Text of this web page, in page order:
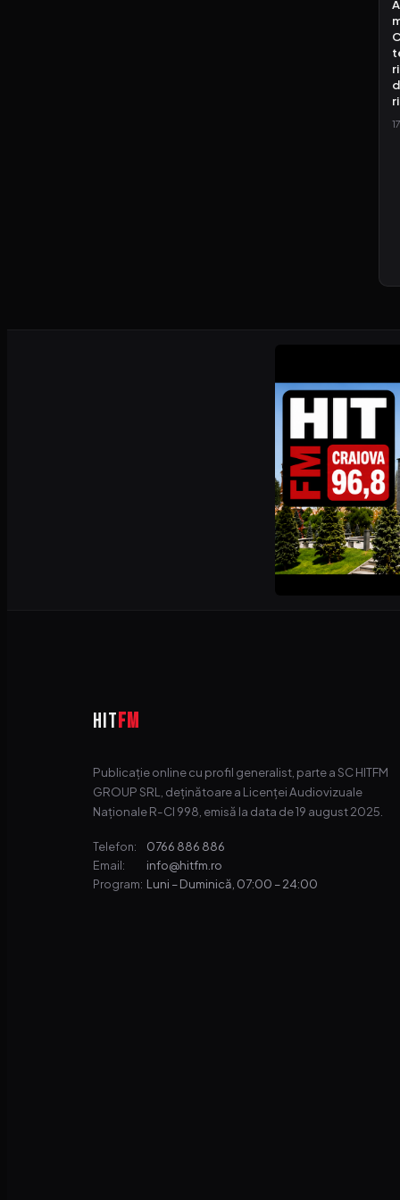
HITFM
Publicație online cu profil generalist, parte a SC HITFM
GROUP SRL, deținătoare a Licenței Audiovizuale
Naționale R-CI 998, emisă la data de 19 august 2025.
Telefon: 0766 886 886
Email: info@hitfm.ro
Program: Luni – Duminică, 07:00 – 24:00